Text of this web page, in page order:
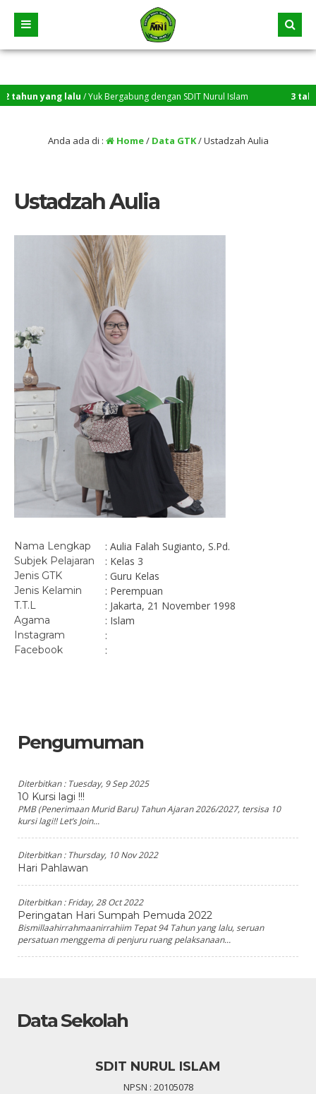
yang lalu/ Yuk Bergabung dengan SDIT Nurul Islam 3 tahun
Anda ada di : Home/ Data GTK/Ustadzah Aulia
Ustadzah Aulia
Nama Lengkap : Aulia Falah Sugianto, S.Pd.
Subjek Pelajaran : Kelas 3
Jenis GTK : Guru Kelas
Jenis Kelamin : Perempuan
T.T.L : Jakarta, 21 November 1998
Agama : Islam
Instagram :
Facebook :
Pengumuman
Diterbitkan : Tuesday, 9 Sep 2025
10 Kursi lagi !!!
PMB (Penerimaan Murid Baru) Tahun Ajaran 2026/2027, tersisa 10
kursi lagi!! Let’s Join...
Diterbitkan : Thursday, 10 Nov 2022
Hari Pahlawan
Diterbitkan :Friday, 28 Oct 2022
Peringatan Hari Sumpah Pemuda 2022
Bismillaahirrahmaanirrahiim Tepat 94 Tahun yang lalu, seruan
persatuan menggema di penjuru ruang pelaksanaan...
Data Sekolah
SDIT NURUL ISLAM
NPSN : 20105078